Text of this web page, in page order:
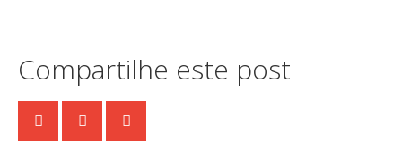
Compartilhe este post